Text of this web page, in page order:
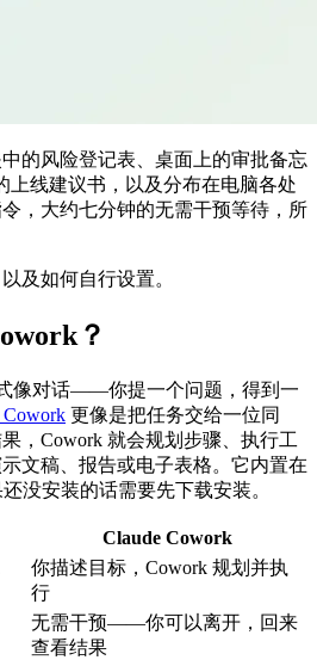
的风险登记表、桌面上的审批备忘
上线建议书，以及分布在电脑各处
，大约七分钟的无需干预等待，所
及如何自行设置。
？
像对话——你提一个问题，得到一
Cowork 更像是把任务交给一位同
，Cowork 就会规划步骤、执行工
文稿、报告或电子表格。它内置在
没安装的话需要先下载安装。
Claude Cowork
你描述目标，Cowork 规划并执
行
无需干预——你可以离开，回来
查看结果